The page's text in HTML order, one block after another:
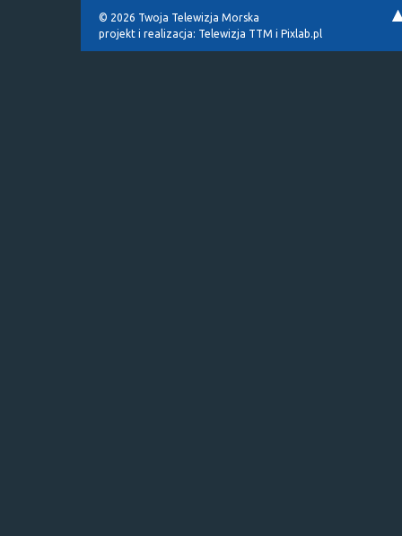
© 2026 Twoja Telewizja Morska
projekt i realizacja: Telewizja TTM i Pixlab.pl